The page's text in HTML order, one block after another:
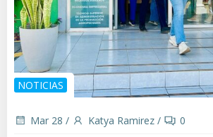
NOTICIAS
Mar 28 / Katya Ramirez / 0